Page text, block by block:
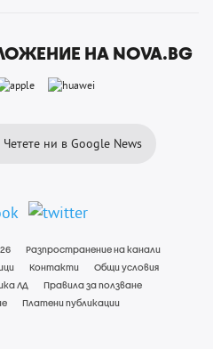
НА NOVA.BG
Четете ни в Google News
Разпространение на канали
Контакти
Общи условия
ЛД
Правила за ползване
Платени публикации